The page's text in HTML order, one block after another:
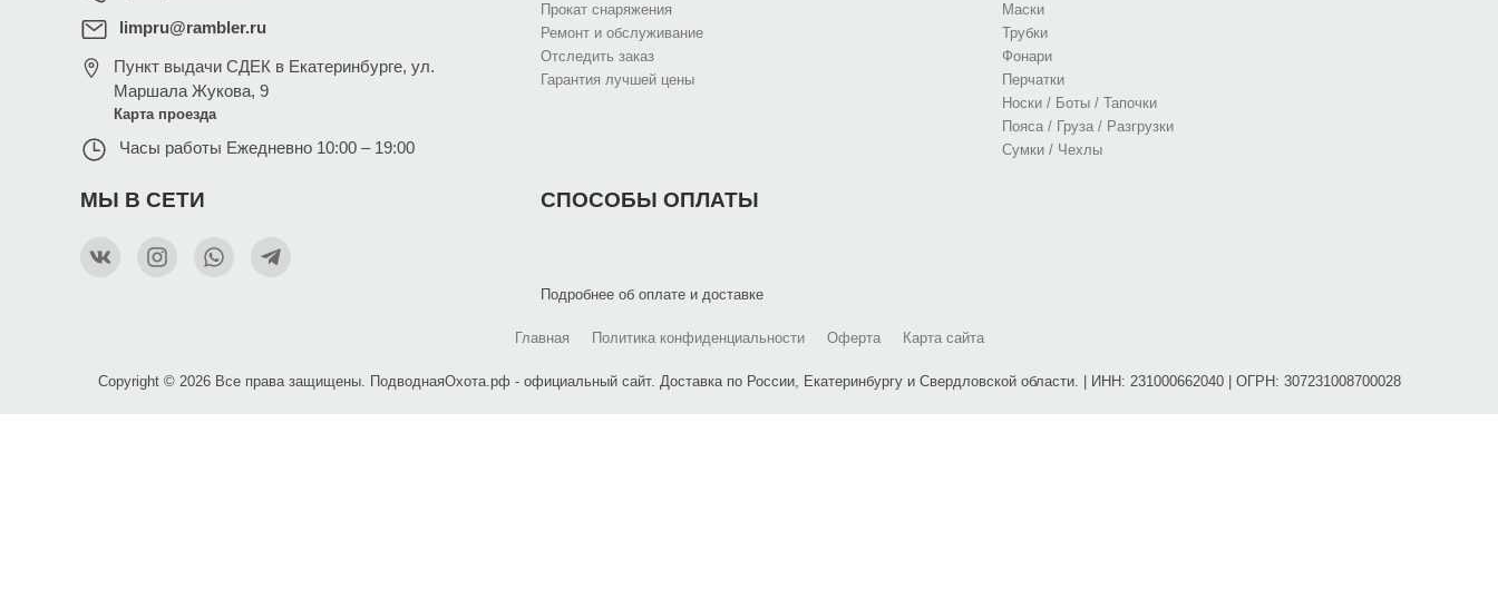
limpru@rambler.ru
Пункт выдачи СДЕК в Екатеринбурге, ул.
Маршала Жукова, 9
Карта проезда
Часы работы Ежедневно 10:00 – 19:00
Прокат снаряжения
Ремонт и обслуживание
Отследить заказ
Гарантия лучшей цены
Маски
Трубки
Фонари
Перчатки
Носки / Боты / Тапочки
Пояса / Груза / Разгрузки
Сумки / Чехлы
МЫ В СЕТИ СПОСОБЫ ОПЛАТЫ
Подробнее об оплате и доставке
Главная Политика конфиденциальности Оферта Карта сайта
Copyright © 2026 Все права защищены. ПодводнаяОхота.рф - официальный сайт. Доставка по России, Екатеринбургу и Свердловской области. | ИНН: 231000662040 | ОГРН: 307231008700028